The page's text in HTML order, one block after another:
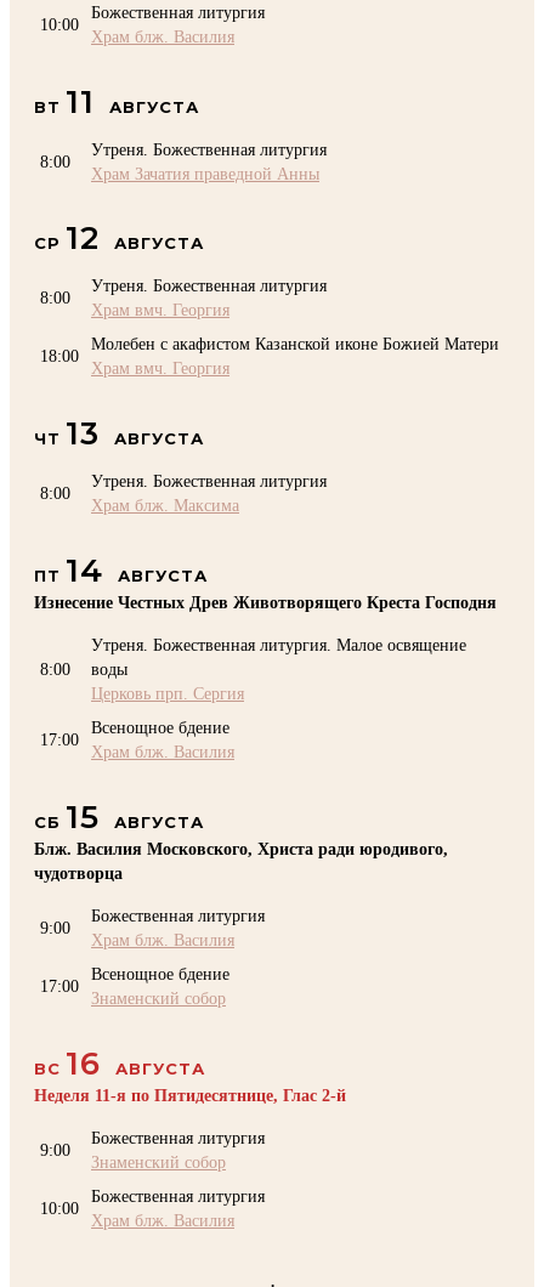
10:00
Божественная литургия
Храм блж. Василия
ВТ 11 АВГУСТА
8:00
Утреня. Божественная литургия
Храм Зачатия праведной Анны
СР 12 АВГУСТА
8:00
Утреня. Божественная литургия
Храм вмч. Георгия
18:00
Молебен с акафистом Казанской иконе Божией Матери
Храм вмч. Георгия
ЧТ 13 АВГУСТА
8:00
Утреня. Божественная литургия
Храм блж. Максима
ПТ 14
АВГУСТА
Изнесение Честных Древ Животворящего Креста Господня
8:00
Утреня. Божественная литургия. Малое освящение
воды
Церковь прп. Сергия
17:00
Всенощное бдение
Храм блж. Василия
СБ 15
АВГУСТА
Блж. Василия Московского, Христа ради юродивого,
чудотворца
9:00
Божественная литургия
Храм блж. Василия
17:00
Всенощное бдение
Знаменский собор
ВС 16
АВГУСТА
Неделя 11-я по Пятидесятнице, Глас 2-й
9:00
Божественная литургия
Знаменский собор
10:00
Божественная литургия
Храм блж. Василия
.